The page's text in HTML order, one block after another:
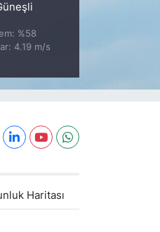
%58
4.19 m/s
Haritası